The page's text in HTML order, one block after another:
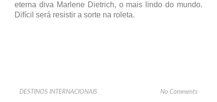
eterna diva Marlene Dietrich, o mais lindo do mundo.
Difícil será resistir a sorte na roleta.
DESTINOS INTERNACIONAIS No Comments